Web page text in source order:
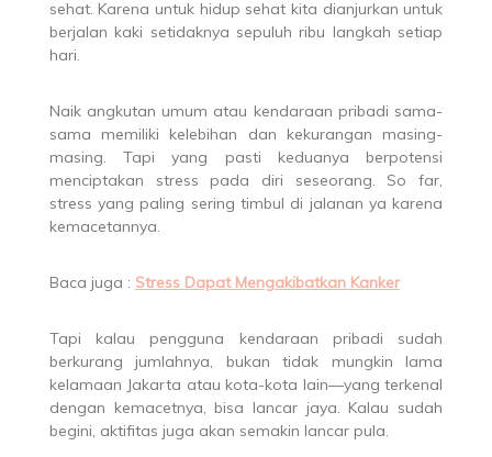
sehat. Karena untuk hidup sehat kita dianjurkan untuk
berjalan kaki setidaknya sepuluh ribu langkah setiap
hari.
Naik angkutan umum atau kendaraan pribadi sama-
sama memiliki kelebihan dan kekurangan masing-
masing. Tapi yang pasti keduanya berpotensi
menciptakan stress pada diri seseorang. So far,
stress yang paling sering timbul di jalanan ya karena
kemacetannya.
Baca juga : Stress Dapat Mengakibatkan Kanker
Tapi kalau pengguna kendaraan pribadi sudah
berkurang jumlahnya, bukan tidak mungkin lama
kelamaan Jakarta atau kota-kota lain—yang terkenal
dengan kemacetnya, bisa lancar jaya. Kalau sudah
begini, aktifitas juga akan semakin lancar pula.